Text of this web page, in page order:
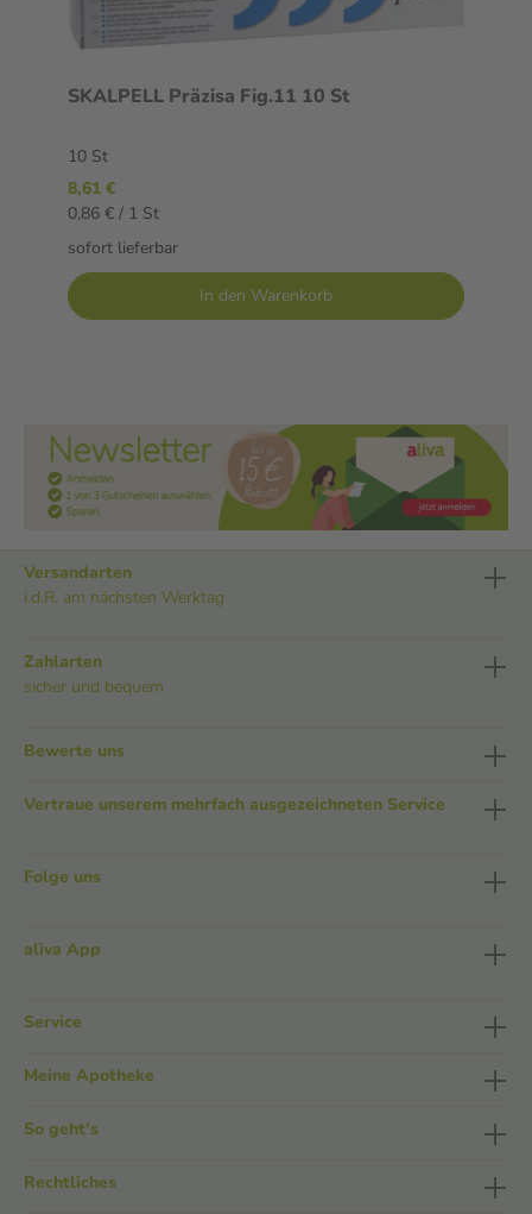
SKALPELL Präzisa Fig.11 10 St
10 St
8,61 €
0,86 € / 1 St
sofort lieferbar
In den Warenkorb
Versandarten
i.d.R. am nächsten Werktag
Zahlarten
sicher und bequem
Bewerte uns
Vertraue unserem mehrfach ausgezeichneten Service
Folge uns
aliva App
Service
Meine Apotheke
So geht's
Rechtliches